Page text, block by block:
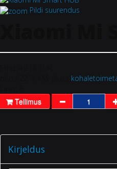
Pildi suurendus
Tellimus
Kirjeldus